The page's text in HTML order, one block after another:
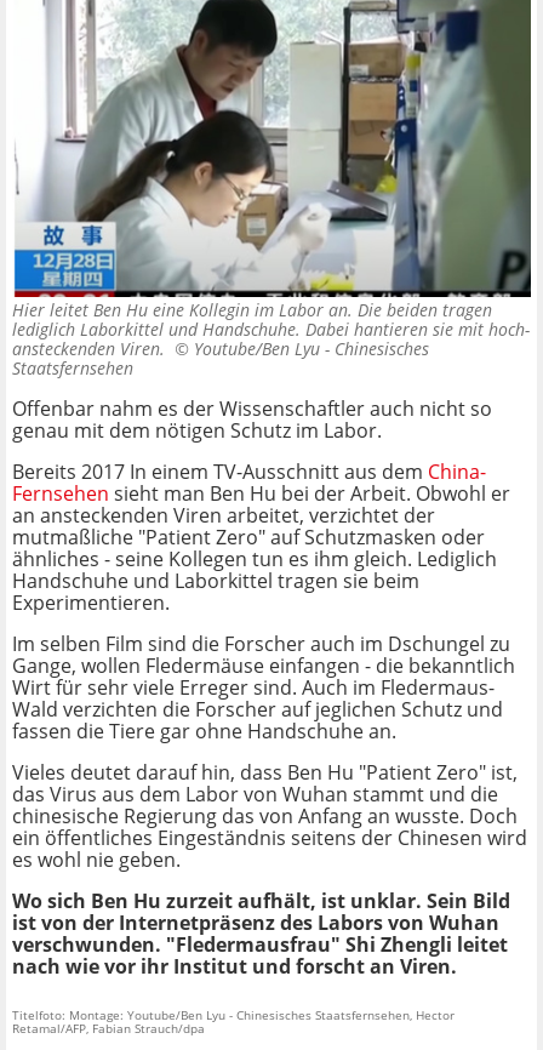
Hier leitet Ben Hu eine Kollegin im Labor an. Die beiden tragen
lediglich Laborkittel und Handschuhe. Dabei hantieren sie mit hoch-
ansteckenden Viren. © Youtube/Ben Lyu - Chinesisches
Staatsfernsehen
Offenbar nahm es der Wissenschaftler auch nicht so
genau mit dem nötigen Schutz im Labor.
Bereits 2017 In einem TV-Ausschnitt aus dem China-
Fernsehen sieht man Ben Hu bei der Arbeit. Obwohl er
an ansteckenden Viren arbeitet, verzichtet der
mutmaßliche "Patient Zero" auf Schutzmasken oder
ähnliches - seine Kollegen tun es ihm gleich. Lediglich
Handschuhe und Laborkittel tragen sie beim
Experimentieren.
Im selben Film sind die Forscher auch im Dschungel zu
Gange, wollen Fledermäuse einfangen - die bekanntlich
Wirt für sehr viele Erreger sind. Auch im Fledermaus-
Wald verzichten die Forscher auf jeglichen Schutz und
fassen die Tiere gar ohne Handschuhe an.
Vieles deutet darauf hin, dass Ben Hu "Patient Zero" ist,
das Virus aus dem Labor von Wuhan stammt und die
chinesische Regierung das von Anfang an wusste. Doch
ein öffentliches Eingeständnis seitens der Chinesen wird
es wohl nie geben.
Wo sich Ben Hu zurzeit aufhält, ist unklar. Sein Bild
ist von der Internetpräsenz des Laborsvon Wuhan
verschwunden. "Fledermausfrau" Shi Zhengli leitet
nach wie vor ihr Institut und forscht an Viren.
Titelfoto: Montage: Youtube/Ben Lyu - Chinesisches Staatsfernsehen, Hector
Retamal/AFP, Fabian Strauch/dpa